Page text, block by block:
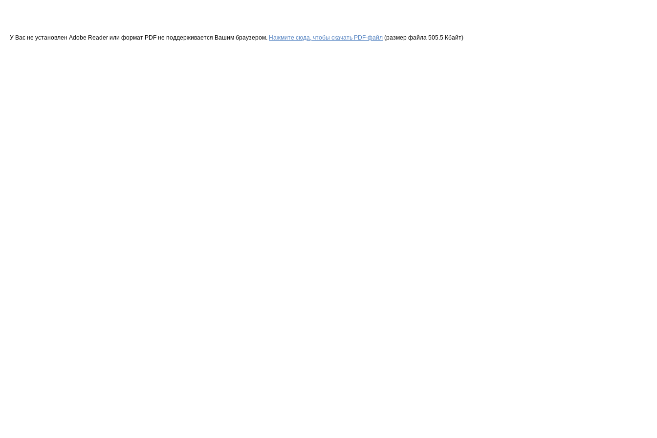
У Вас не установлен Adobe Reader или формат PDF не поддерживается Вашим браузером. Нажмите сюда, чтобы скачать PDF-файл (размер файла 505.5 Кбайт)